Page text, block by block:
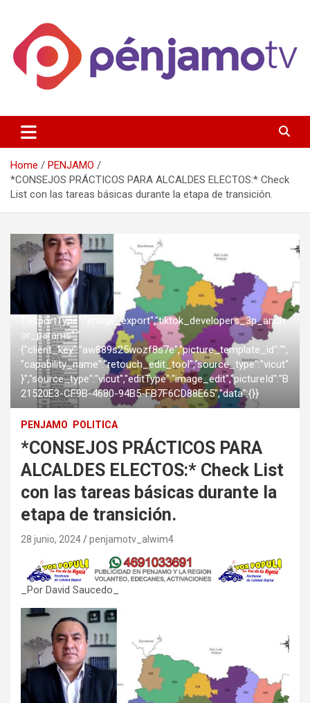
content
Penjamotv
Gto y la region.
Home
PENJAMO
*CONSEJOS PRÁCTICOS PARA ALCALDES ELECTOS:* Check
List con las tareas básicas durante la etapa de transición.
{"exportType":"image_export","tiktok_developers_3p_anch
or_params":"
{"client_key":"aw889s25wozf8s7e","picture_template_id":"",
"capability_name":"retouch_edit_tool","source_type":"vicut"
}","source_type":"vicut","editType":"image_edit","pictureId":"B
21520E3-CF9B-4680-94B5-FB7F6CD88E65","data":{}}
PENJAMO POLITICA
*CONSEJOS PRÁCTICOS PARA
ALCALDES ELECTOS:* Check List
con las tareas básicas durante la
etapa de transición.
28 junio, 2024 penjamotv_alwim4
_Por David Saucedo_